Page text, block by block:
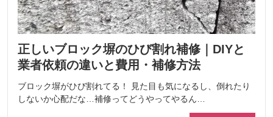
正しいブロック塀のひび割れ補修｜DIYと
業者依頼の違いと費用・補修方法
ブロック塀がひび割れてる！ 見た目も気になるし、倒れたり
しないか心配だな…補修ってどうやってやるん…